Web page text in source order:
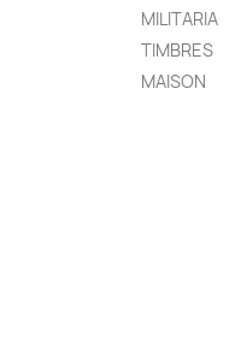
MILITARIA
TIMBRES
MAISON